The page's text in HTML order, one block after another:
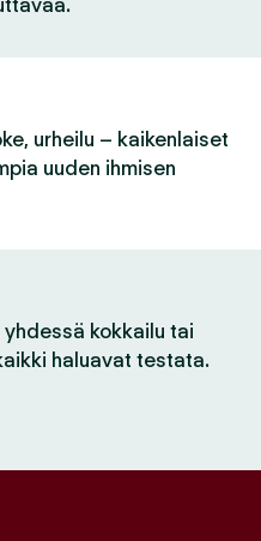
urheilu – kaikenlaiset
uuden ihmisen
yhdessä kokkailu tai
haluavat testata.